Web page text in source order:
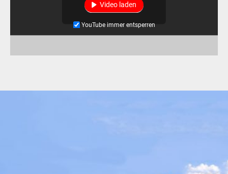
Video laden
YouTube immer entsperren